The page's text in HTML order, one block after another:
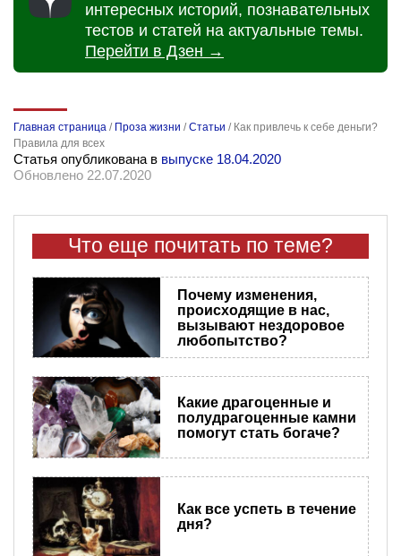
интересных историй, познавательных
тестов и статей на актуальные темы.
Перейти в Дзен →
Главная страница / Проза жизни /Статьи / Как привлечь к себе деньги?
Правила для всех
Статья опубликована в выпуске 18.04.2020
Обновлено 22.07.2020
Что еще почитать по теме?
Почему изменения,
происходящие в нас,
вызывают нездоровое
любопытство?
Какие драгоценные и
полудрагоценные камни
помогут стать богаче?
Как все успеть в течение
дня?